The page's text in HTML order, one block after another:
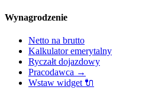
Wynagrodzenie
Netto na brutto
Kalkulator emerytalny
Ryczałt dojazdowy
Pracodawca →
Wstaw widget🔌